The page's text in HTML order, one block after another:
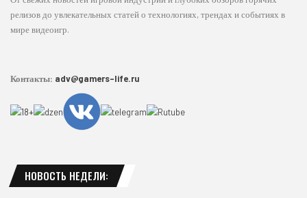
релизов до увлекательных статей о технологиях, трендах и событиях в
мире видеоигр.
Контакты: adv@gamers-life.ru
НОВОСТЬ НЕДЕЛИ: